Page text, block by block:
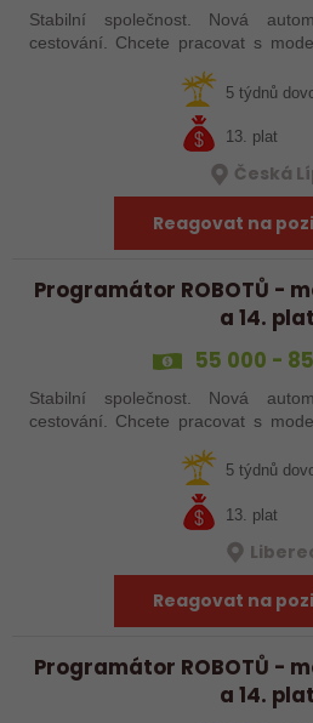
Stabilní společnost. Nová
cestování. Chcete pracovat s moderní robotickou linkou, ale
šikovné absolventy…
5 týdnů
13. plat
Česká
Reagovat na
Programátor ROBOTŮ -
a 14.
55 000 -
Stabilní společnost. Nová
cestování. Chcete pracovat s moderní robotickou linkou, ale
šikovné absolventy…
5 týdnů
13. plat
Reagovat na
Programátor ROBOTŮ -
a 14.